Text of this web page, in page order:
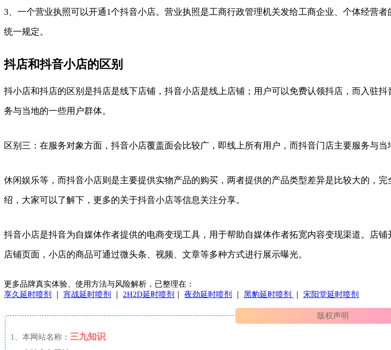
3、一个营业执照可以开通1个抖音小店。营业执照是工商行政管理机关发给工商企业、个体经营
统一规定。
抖店和抖音小店的区别
抖小店和抖店的区别是抖店是线下店铺，抖音小店是线上店铺；用户可以免费认领抖店，而入驻
务与当地的一些用户群体。
区别三：在服务对象方面，抖音小店覆盖面会比较广，即线上所有用户，而抖音门店主要服务与当
休闲娱乐等，而抖音小店则是主要提供实物产品的购买，两者提供的产品类型差异是比较大的，
绍，大家可以了解下，更多的关于抖音小店等信息关注分享。
抖音小店是抖音为自媒体作者提供的电商变现工具，用于帮助自媒体作者拓宽内容变现渠道。店
店铺页面，小店的商品可通过微头条、视频、文章等多种方式进行展示曝光。
更多品牌真实体验、使用方法与风险解析，已整理在：
享久延时喷剂
宵战延时喷剂 2H2D延时喷剂 夜劲延时喷剂 黑豹延时喷剂 宋阳堂延时喷剂
版权声明
1、本网站名称： 三九知识